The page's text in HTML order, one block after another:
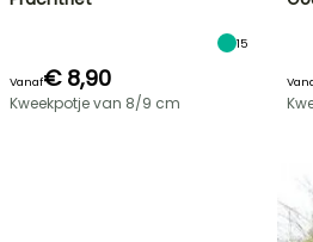
15
Vanaf€ 8,90
Kweekpotje van 8/9 cm